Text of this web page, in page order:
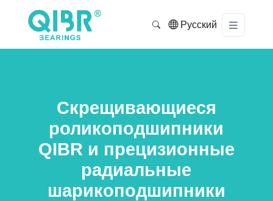
Русский
Скрещивающиеся
роликоподшипники
QIBR и прецизионные
радиальные
шарикоподшипники